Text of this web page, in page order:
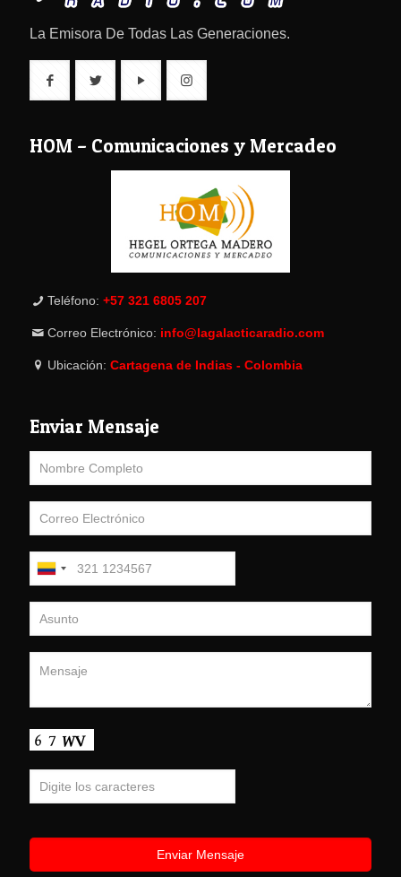
La Emisora De Todas Las Generaciones.
HOM – Comunicaciones y Mercadeo
Teléfono: +57 321 6805 207
Correo Electrónico: info@lagalacticaradio.com
Ubicación: Cartagena de Indias - Colombia
Enviar Mensaje